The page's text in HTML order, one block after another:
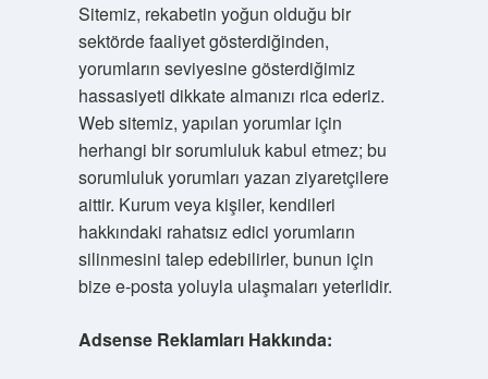
Sitemiz, rekabetin yoğun olduğu bir
sektörde faaliyet gösterdiğinden,
yorumların seviyesine gösterdiğimiz
hassasiyeti dikkate almanızı rica ederiz.
Web sitemiz, yapılan yorumlar için
herhangi bir sorumluluk kabul etmez; bu
sorumluluk yorumları yazan ziyaretçilere
aittir. Kurum veya kişiler, kendileri
hakkındaki rahatsız edici yorumların
silinmesini talep edebilirler, bunun için
bize e-posta yoluyla ulaşmaları yeterlidir.
Adsense Reklamları Hakkında: